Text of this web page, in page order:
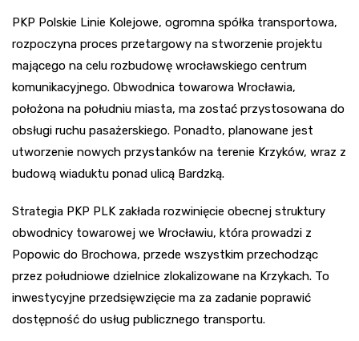
PKP Polskie Linie Kolejowe, ogromna spółka transportowa,
rozpoczyna proces przetargowy na stworzenie projektu
mającego na celu rozbudowę wrocławskiego centrum
komunikacyjnego. Obwodnica towarowa Wrocławia,
położona na południu miasta, ma zostać przystosowana do
obsługi ruchu pasażerskiego. Ponadto, planowane jest
utworzenie nowych przystanków na terenie Krzyków, wraz z
budową wiaduktu ponad ulicą Bardzką.
Strategia PKP PLK zakłada rozwinięcie obecnej struktury
obwodnicy towarowej we Wrocławiu, która prowadzi z
Popowic do Brochowa, przede wszystkim przechodząc
przez południowe dzielnice zlokalizowane na Krzykach. To
inwestycyjne przedsięwzięcie ma za zadanie poprawić
dostępność do usług publicznego transportu.